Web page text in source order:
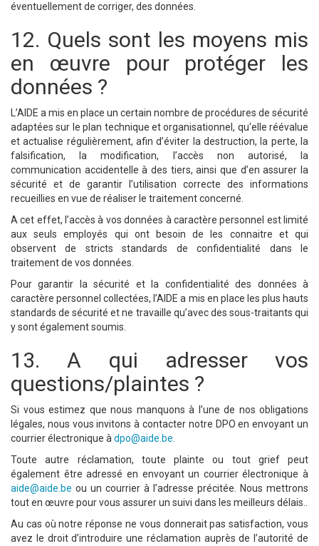
éventuellement de corriger, des données.
12. Quels sont les moyens mis
en œuvre pour protéger les
données ?
L’AIDE a mis en place un certain nombre de procédures de sécurité
adaptées sur le plan technique et organisationnel, qu'elle réévalue
et actualise régulièrement, afin d’éviter la destruction, la perte, la
falsification, la modification, l’accès non autorisé, la
communication accidentelle à des tiers, ainsi que d’en assurer la
sécurité et de garantir l’utilisation correcte des informations
recueillies en vue de réaliser le traitement concerné.
A cet effet, l’accès à vos données à caractère personnel est limité
aux seuls employés qui ont besoin de les connaitre et qui
observent de stricts standards de confidentialité dans le
traitement de vos données.
Pour garantir la sécurité et la confidentialité des données à
caractère personnel collectées, l’AIDE a mis en place les plus hauts
standards de sécurité et ne travaille qu’avec des sous-traitants qui
y sont également soumis.
13. A qui adresser vos
questions/plaintes ?
Si vous estimez que nous manquons à l’une de nos obligations
légales, nous vous invitons à contacter notre DPO en envoyant un
courrier électronique àdpo@aide.be.
Toute autre réclamation, toute plainte ou tout grief peut
également être adressé en envoyant un courrier électronique à
aide@aide.be ou un courrier à l’adresse précitée. Nous mettrons
tout en œuvre pour vous assurer un suivi dans les meilleurs délais..
Au cas où notre réponse ne vous donnerait pas satisfaction, vous
avez le droit d’introduire une réclamation auprès de l’autorité de